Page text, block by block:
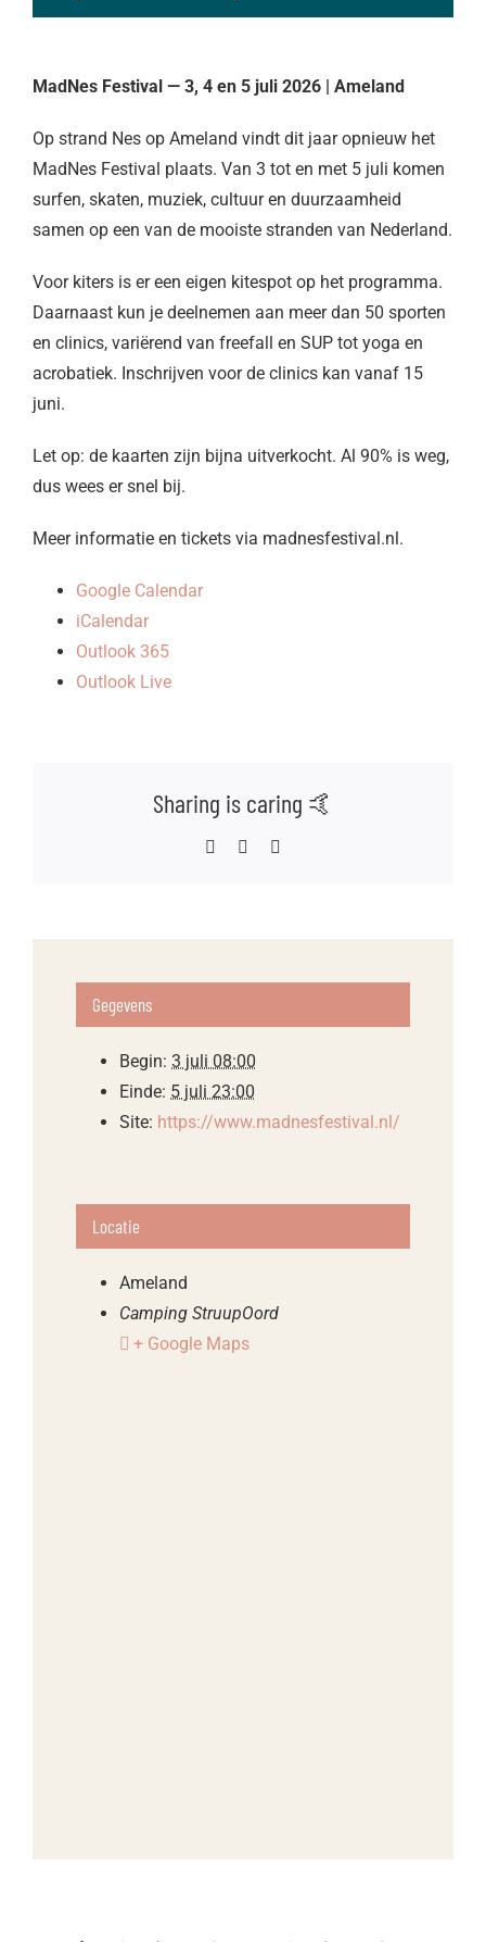
MadNes Festival — 3, 4 en 5 juli 2026 | Ameland
Op strand Nes op Ameland vindt dit jaar opnieuw het
MadNes Festival plaats. Van 3 tot en met 5 juli komen
surfen, skaten, muziek, cultuur en duurzaamheid
samen op een van de mooiste stranden van Nederland.
Voor kiters is er een eigen kitespot op het programma.
Daarnaast kun je deelnemen aan meer dan 50 sporten
en clinics, variërend van freefall en SUP tot yoga en
acrobatiek. Inschrijven voor de clinics kan vanaf 15
juni.
Let op: de kaarten zijn bijna uitverkocht. Al 90% is weg,
dus wees er snel bij.
Meer informatie en tickets via madnesfestival.nl.
Google Calendar
iCalendar
Outlook 365
Outlook Live
Sharing is caring 🤙
FacebookWhatsApp
Gegevens
Begin: 3 juli 08:00
Einde: 5 juli 23:00
Site: https://www.madnesfestival.nl/
Locatie
Ameland
Camping StruupOord
+ Google Maps